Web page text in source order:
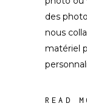
des
nous
matériel
READ